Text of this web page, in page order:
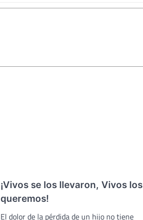
¡Vivos se los llevaron, Vivos los
queremos!
El dolor de la pérdida de un hijo no tiene